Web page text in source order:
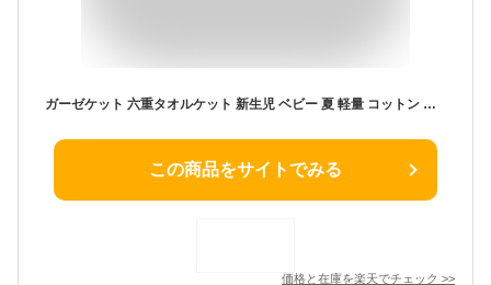
ガーゼケット 六重タオルケット 新生児 ベビー 夏 軽量 コットン ひんやり 接触冷感 吸水速乾 通気性抜群 肌触り 洗える 出産祝い 150×200CM 綿100% 優しい
この商品をサイトでみる
価格と在庫を楽天でチェック >>